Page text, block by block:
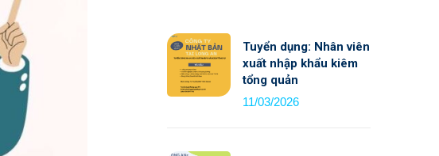
Tuyển dụng: Nhân viên
xuất nhập khẩu kiêm
tổng quản
11/03/2026